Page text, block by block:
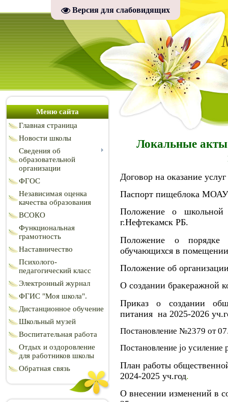
Версия для слабовидящих
Меню сайта
Главная страница
Новости школы
Сведения об
образовательной
организации
ФГОС
Независимая оценка
качества образования
ВСОКО
Функциональная
грамотность
Наставничество
Психолого-
педагогический класс
Электронный журнал
ФГИС "Моя школа".
Дистанционное обучение
Школьный музей
Воспитательная работа
Отдых и оздоровление
для работников школы
Обратная связь
Локальные акты
Договор на оказание
Паспорт пищеблока
Положение о
г.Нефтекамск РБ.
Положение о порядке
обучающихся в
Положение об
О создании бракеражной
Приказ о создании
питания на 2025-2026
Постановление №2379 от
Постановление jо усиление
План работы
2024-2025 уч.год.
О внесении изменений в